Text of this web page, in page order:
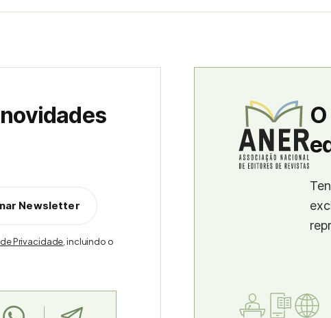
Newsletter
Privacidade , incluindo o